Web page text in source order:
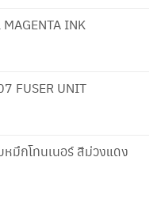
INK
FUSER UNIT
มึกโทนเนอร์ สีม่วงแดง